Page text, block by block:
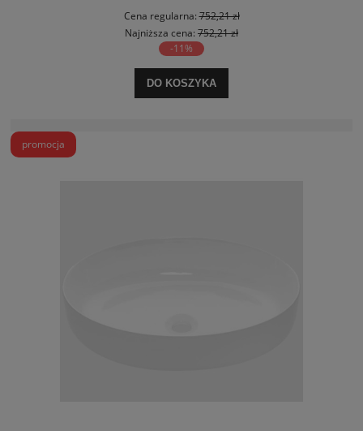
Cena regularna:752,21 zł
Najniższa cena: 752,21 zł
-11%
DO KOSZYKA
promocja